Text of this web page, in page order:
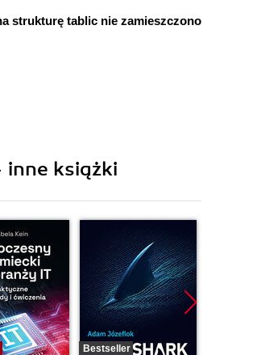
strukturę tablic nie zamieszczono
inne książki
Bestseller